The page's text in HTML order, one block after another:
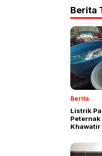
Berita
Berita
Listrik
Peternak
Khawatir